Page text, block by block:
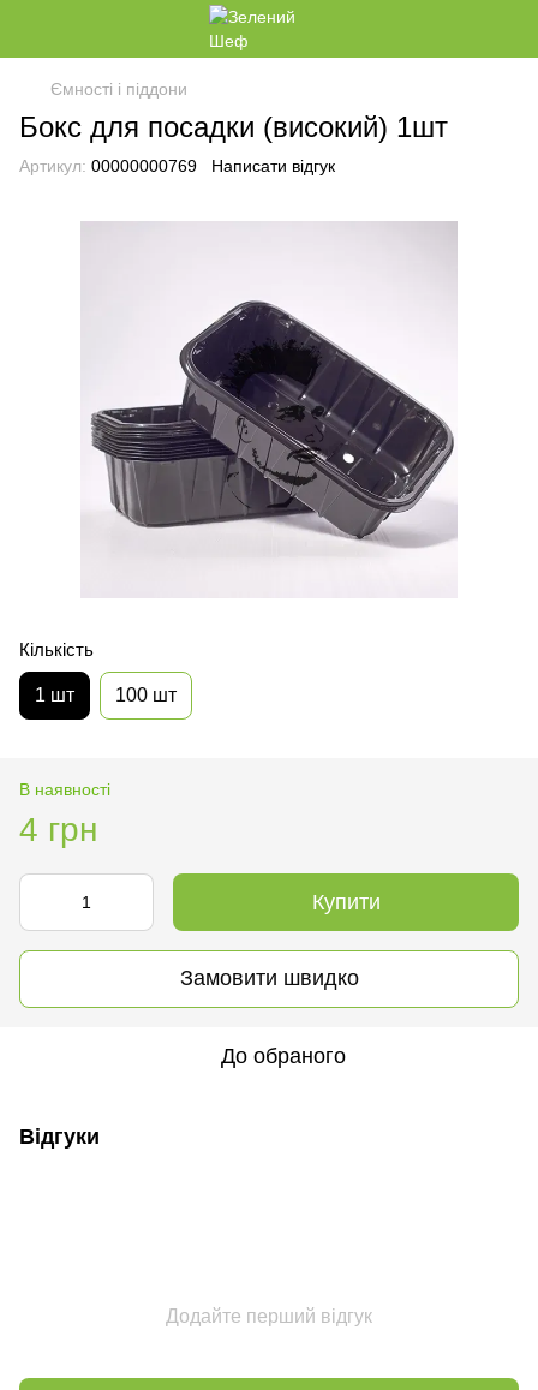
Ємності і піддони
Бокс для посадки (високий) 1шт
Артикул: 00000000769 Написати відгук
Кількість
1 шт 100 шт
В наявності
4 грн
Купити
Замовити швидко
До обраного
Відгуки
Додайте перший відгук